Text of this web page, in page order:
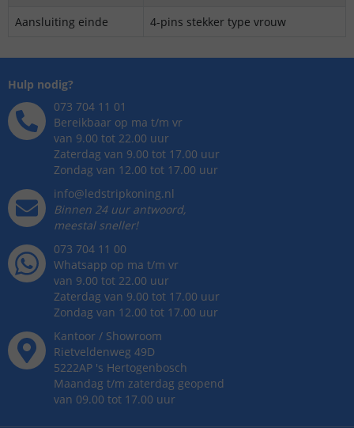
Aansluiting einde
4-pins stekker type vrouw
Hulp nodig?
073 704 11 01
Bereikbaar op ma t/m vr
van 9.00 tot 22.00 uur
Zaterdag van 9.00 tot 17.00 uur
Zondag van 12.00 tot 17.00 uur
info@ledstripkoning.nl
Binnen 24 uur antwoord,
meestal sneller!
073 704 11 00
Whatsapp op ma t/m vr
van 9.00 tot 22.00 uur
Zaterdag van 9.00 tot 17.00 uur
Zondag van 12.00 tot 17.00 uur
Kantoor / Showroom
Rietveldenweg 49D
5222AP 's Hertogenbosch
Maandag t/m zaterdag geopend
van 09.00 tot 17.00 uur